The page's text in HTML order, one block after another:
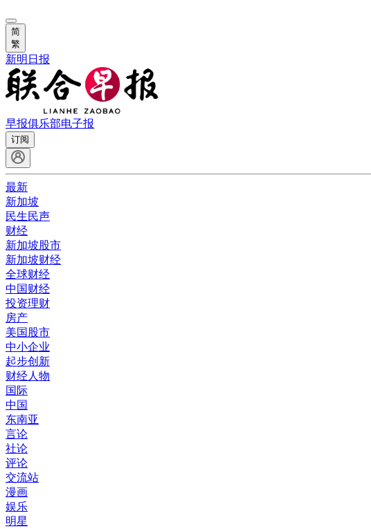
简
繁
新明日报
早报俱乐部电子报
订阅
最新
新加坡
民生民声
财经
新加坡股市
新加坡财经
全球财经
中国财经
投资理财
房产
美国股市
中小企业
起步创新
财经人物
国际
中国
东南亚
言论
社论
评论
交流站
漫画
娱乐
明星